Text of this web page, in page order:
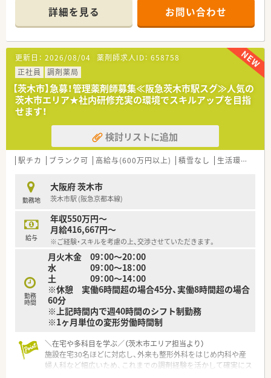
＊------------------------------------------＊
【店舗情報と応需状況について】
■阪急京都本線の茨木市駅から徒歩で3分ほどの場所に位置して
おり、天候が悪い日でもストレスなく毎日の通勤が可能です。
■近隣の複数のクリニックより内科や産科および婦人科をはじ
め、皮膚科や整形外科、外科など多岐にわたる科目を応需しま
す。
■外来の処方箋枚数は1日あたり40枚から50枚となっており、そ
れとは別に30名程度の施設在宅業務にも注力しています。
【想定される業務内容】
■多科目の面処方箋に基づく正確な調剤業務や監査業務をはじ
め、来局された患者様への親切で丁寧な服薬指導を行います。
■高齢者施設へ入所されている約30名の患者様を対象とした、
お薬のセットや訪問服薬管理といった在宅医療業務に携わりま
■管理薬剤師として、店舗にある医薬品の在庫管理のほか、本部
と連携を取りながら日々の薬局運営に関する実務を行います。
【職場環境と雰囲気】
■店舗には常勤薬剤師4名とパート薬剤師2名が在籍しており、
常時2名から4名の手厚い体制でゆとりを持って勤務できます。
■土曜日も薬剤師3名と事務スタッフ1名から2名体制で稼働し
ているため、一人薬剤師になる時間がなく質問しやすい環境で
す。
■会社の利益よりもまず患者様を第一に考える理念が浸透して
おり、スタッフ同士がボトムアップで意見を出し合える職場で
す。
詳細を見る お問い合わせ
更新日： 2026/08/04 薬剤師求人ID： 658758
正社員
調剤薬局
【茨木市】急募！管理薬剤師募集≪阪急茨木市駅スグ≫人気の
茨木市エリア★社内研修充実の環境でスキルアップを目指
せます！
検討リストに追加
駅チカ ブランク可 高給与(600万円以上) 積雪なし 生活環境充実
勤務地
大阪府 茨木市
茨木市駅 (阪急京都本線)
給与
年収550万円～
月給416,667円～
※ご経験・スキルを考慮の上、交渉させていただきます。
勤務
時間
月火木金 09：00～20：00
水 09：00～18：00
土 09：00～14：00
※休憩 実働6時間超の場合45分、実働8時間超の場合
60分
※上記時間内で週40時間のシフト制勤務
※1ヶ月単位の変形労働時間制
＼在宅や多科目を学ぶ／（茨木市エリア担当より）
施設在宅30名ほどに対応し、外来も整形外科をはじめ内科や産
婦人科など幅広いため、これまでの調剤経験を活かして確実にス